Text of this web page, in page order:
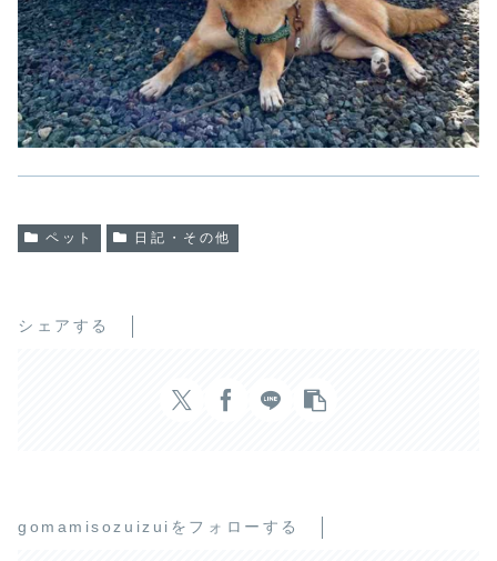
ペット 日記・その他
シェアする
gomamisozuizuiをフォローする